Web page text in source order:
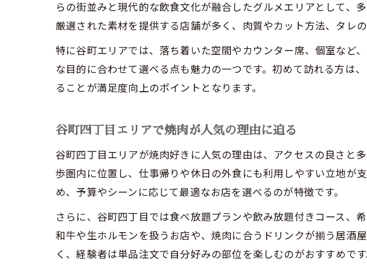
旨みあふれる
焼肉の旨
谷町四丁
焼肉の魅力を
焼肉の旨
谷町四丁
焼肉ジャ
焼肉ラン
焼肉の旨
らの街並みと現代的な飲食文化が融合したグルメエリアとして、
厳選された素材を提供する店舗が多く、肉質やカット方法、タレ
特に谷町エリアでは、落ち着いた空間やカウンター席、個室など
な目的に合わせて選べる点も魅力の一つです。初めて訪れる方は
ることが満足度向上のポイントとなります。
谷町四丁目エリアで焼肉が人気の理由に迫る
谷町四丁目エリアが焼肉好きに人気の理由は、アクセスの良さと
歩圏内に位置し、仕事帰りや休日の外食にも利用しやすい立地が
め、予算やシーンに応じて最適なお店を選べるのが特徴です。
さらに、谷町四丁目では食べ放題プランや飲み放題付きコース、
和牛や生ホルモンを扱うお店や、焼肉に合うドリンクが揃う居酒
く、経験者は単品注文で自分好みの部位を楽しむのがおすすめです